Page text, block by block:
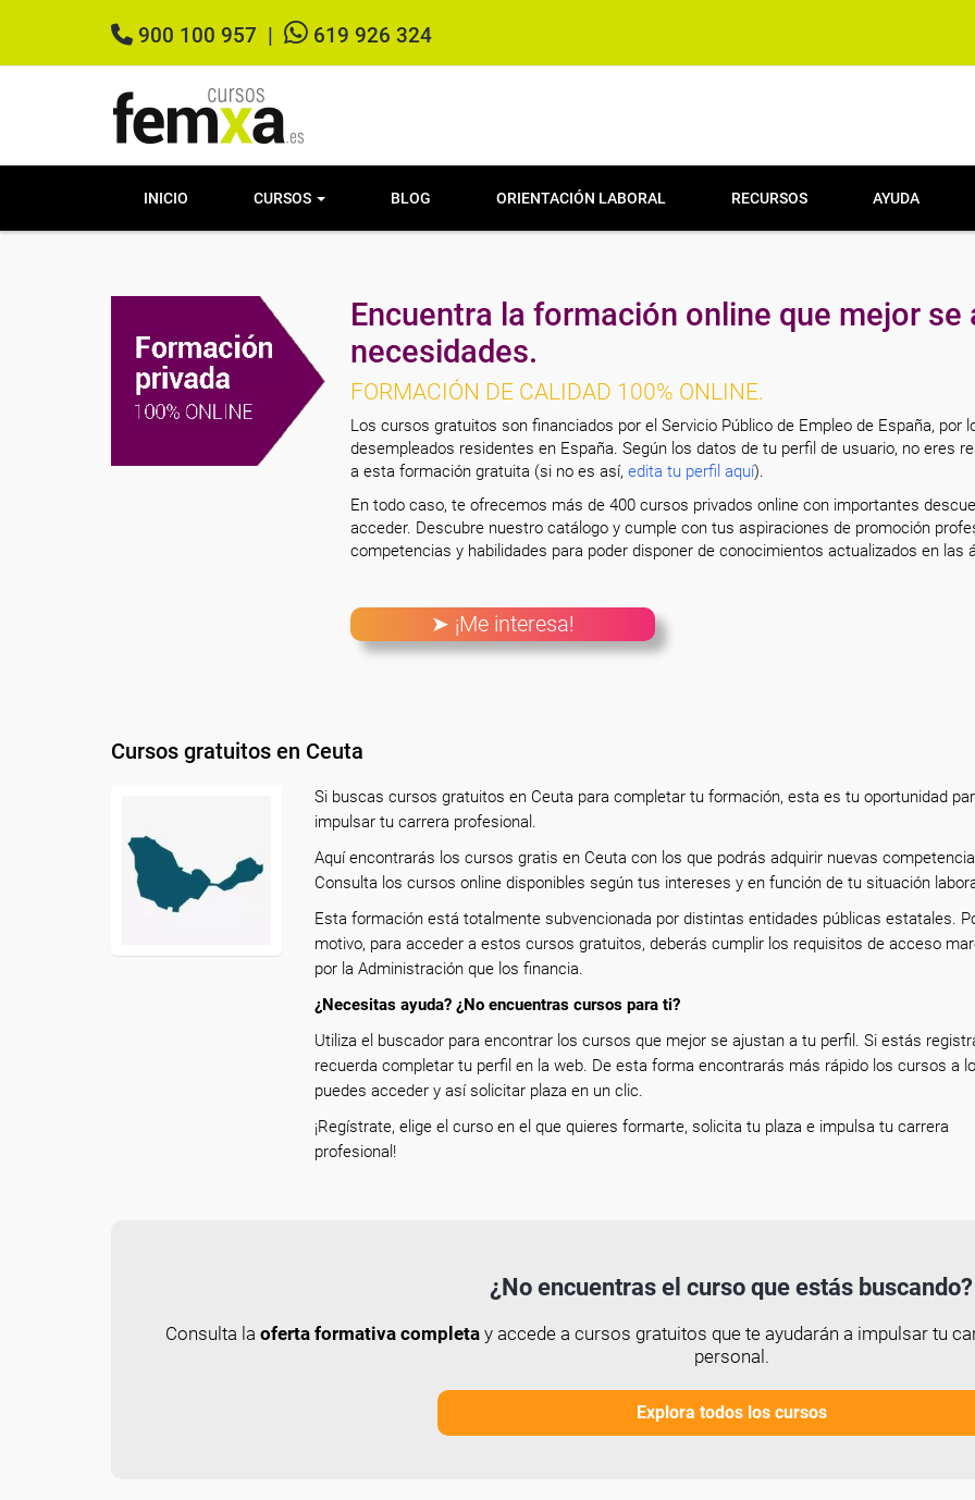
900 100 957 619 926 324
INICIO CURSOS BLOG ORIENTACIÓN LABORAL RECURSOS AYUDA
Encuentra la formación online que mejor se
necesidades.
FORMACIÓN DE CALIDAD 100% ONLINE.
Los cursos gratuitos son financiados por el Servicio Público de Empleo de España, por
desempleados residentes en España. Según los datos de tu perfil de usuario, no eres
a esta formación gratuita (si no es así, edita tu perfil aquí).
En todo caso, te ofrecemos más de 400 cursos privados online con importantes
acceder. Descubre nuestro catálogo y cumple con tus aspiraciones de promoción
competencias y habilidades para poder disponer de conocimientos actualizados en las
➤ ¡Me interesa!
Cursos gratuitos en Ceuta
Si buscas cursos gratuitos en Ceuta para completar tu formación, esta es tu oportunidad
impulsar tu carrera profesional.
Aquí encontrarás los cursos gratis en Ceuta con los que podrás adquirir nuevas
Consulta los cursos online disponibles según tus intereses y en función de tu situación
Esta formación está totalmente subvencionada por distintas entidades públicas estatales.
motivo, para acceder a estos cursos gratuitos, deberás cumplir los requisitos de acceso
por la Administración que los financia.
¿Necesitas ayuda? ¿No encuentras cursos para ti?
Utiliza el buscador para encontrar los cursos que mejor se ajustan a tu perfil. Si estás
recuerda completar tu perfil en la web. De esta forma encontrarás más rápido los cursos a
puedes acceder y así solicitar plaza en un clic.
¡Regístrate, elige el curso en el que quieres formarte, solicita tu plaza e impulsa tu carrera
profesional!
¿No encuentras el curso que estás buscando?
Consulta la oferta formativa completay accede a cursos gratuitos que te ayudarán a impulsar tu
personal.
Explora todos los cursos